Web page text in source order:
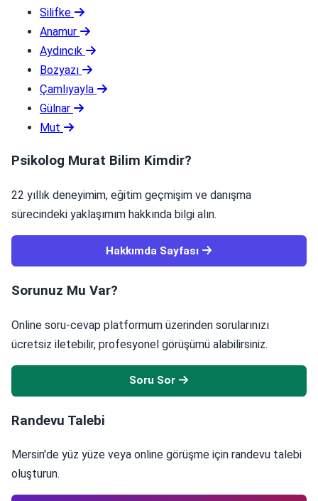
Silifke
Anamur
Aydıncık
Bozyazı
Çamlıyayla
Gülnar
Mut
Psikolog Murat Bilim Kimdir?
22 yıllık deneyimim, eğitim geçmişim ve danışma
sürecindeki yaklaşımım hakkında bilgi alın.
Hakkımda Sayfası
Sorunuz Mu Var?
Online soru-cevap platformum üzerinden sorularınızı
ücretsiz iletebilir, profesyonel görüşümü alabilirsiniz.
Soru Sor
Randevu Talebi
Mersin'de yüz yüze veya online görüşme için randevu talebi
oluşturun.